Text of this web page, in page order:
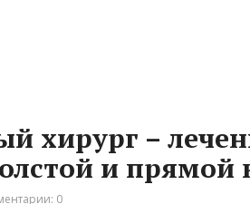
хирург –
и
0